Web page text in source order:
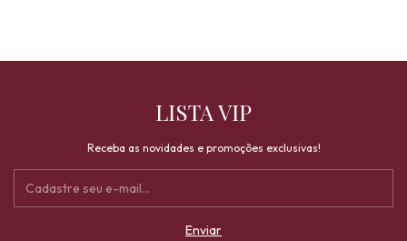
LISTA VIP
Receba as novidades e promoções exclusivas!